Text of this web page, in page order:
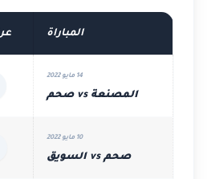
المباراة
14 مايو 2022
المصنعة vs صحم
10 مايو 2022
صحم vs السويق